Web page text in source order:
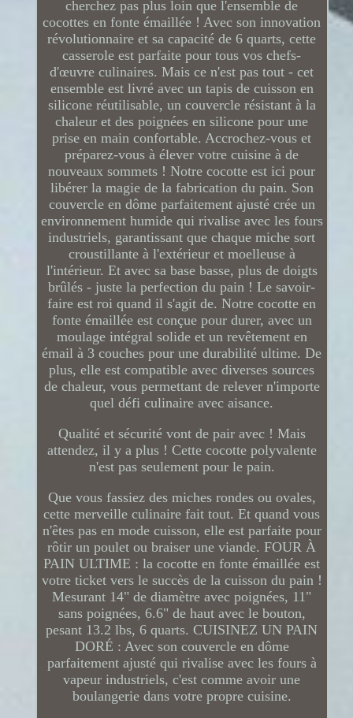
cherchez pas plus loin que l'ensemble de
cocottes en fonte émaillée ! Avec son innovation
révolutionnaire et sa capacité de 6 quarts, cette
casserole est parfaite pour tous vos chefs-
d'œuvre culinaires. Mais ce n'est pas tout - cet
ensemble est livré avec un tapis de cuisson en
silicone réutilisable, un couvercle résistant à la
chaleur et des poignées en silicone pour une
prise en main confortable. Accrochez-vous et
préparez-vous à élever votre cuisine à de
nouveaux sommets ! Notre cocotte est ici pour
libérer la magie de la fabrication du pain. Son
couvercle en dôme parfaitement ajusté crée un
environnement humide qui rivalise avec les fours
industriels, garantissant que chaque miche sort
croustillante à l'extérieur et moelleuse à
l'intérieur. Et avec sa base basse, plus de doigts
brûlés - juste la perfection du pain ! Le savoir-
faire est roi quand il s'agit de. Notre cocotte en
fonte émaillée est conçue pour durer, avec un
moulage intégral solide et un revêtement en
émail à 3 couches pour une durabilité ultime. De
plus, elle est compatible avec diverses sources
de chaleur, vous permettant de relever n'importe
quel défi culinaire avec aisance.
Qualité et sécurité vont de pair avec ! Mais
attendez, il y a plus ! Cette cocotte polyvalente
n'est pas seulement pour le pain.
Que vous fassiez des miches rondes ou ovales,
cette merveille culinaire fait tout. Et quand vous
n'êtes pas en mode cuisson, elle est parfaite pour
rôtir un poulet ou braiser une viande. FOUR À
PAIN ULTIME : la cocotte en fonte émaillée est
votre ticket vers le succès de la cuisson du pain !
Mesurant 14" de diamètre avec poignées, 11"
sans poignées, 6.6" de haut avec le bouton,
pesant 13.2 lbs, 6 quarts. CUISINEZ UN PAIN
DORÉ : Avec son couvercle en dôme
parfaitement ajusté qui rivalise avec les fours à
vapeur industriels, c'est comme avoir une
boulangerie dans votre propre cuisine.